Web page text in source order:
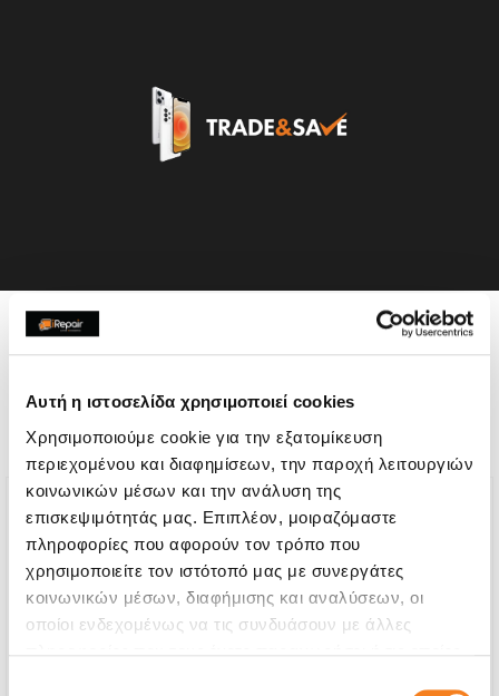
Αυτή η ιστοσελίδα χρησιμοποιεί cookies
Χρησιμοποιούμε cookie για την εξατομίκευση
περιεχομένου και διαφημίσεων, την παροχή λειτουργιών
κοινωνικών μέσων και την ανάλυση της
επισκεψιμότητάς μας. Επιπλέον, μοιραζόμαστε
πληροφορίες που αφορούν τον τρόπο που
χρησιμοποιείτε τον ιστότοπό μας με συνεργάτες
κοινωνικών μέσων, διαφήμισης και αναλύσεων, οι
οποίοι ενδεχομένως να τις συνδυάσουν με άλλες
Η συσκευή σου μπορεί να
χρειάζεται και κάποια από
τις παρακάτω επισκευές: